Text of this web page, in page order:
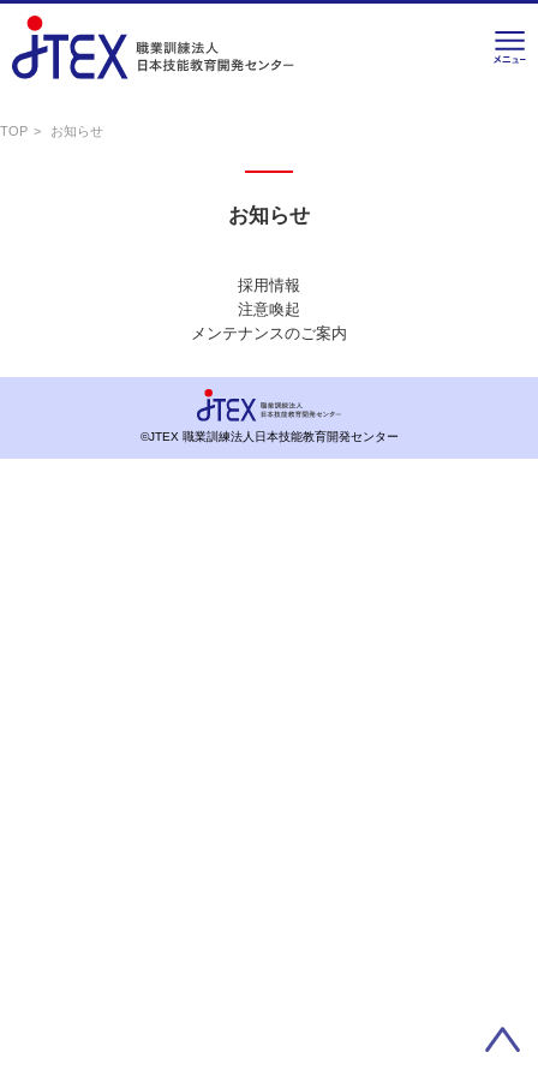
TOP お知らせ
お知らせ
採用情報
注意喚起
メンテナンスのご案内
©JTEX 職業訓練法人日本技能教育開発センター